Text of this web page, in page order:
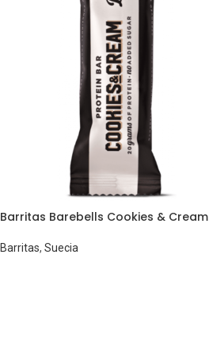
Barritas Barebells Cookies & Cream
Barritas, Suecia